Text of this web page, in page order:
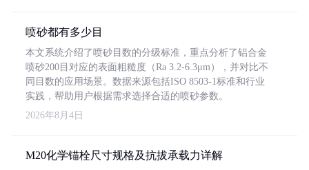
喷砂都有多少目
本文系统介绍了喷砂目数的分级标准，重点分析了铝合金
喷砂200目对应的表面粗糙度（Ra 3.2-6.3μm），并对比不
同目数的应用场景。数据来源包括ISO 8503-1标准和行业
实践，帮助用户根据需求选择合适的喷砂参数。
2026年8月4日
M20化学锚栓尺寸规格及抗拔承载力详解